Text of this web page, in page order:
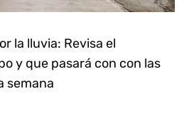
la lluvia: Revisa el
y que pasará con con las
semana